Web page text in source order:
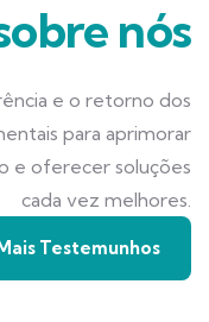
nós
e o retorno dos
para aprimorar
e oferecer soluções
cada vez melhores.
Testemunhos